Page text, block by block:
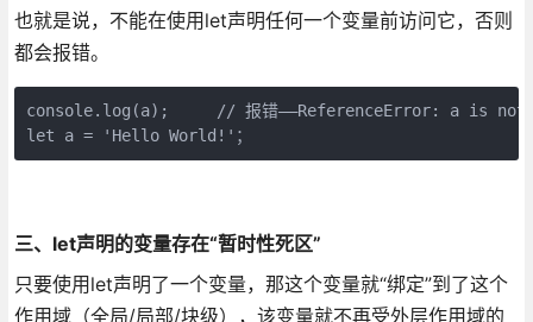
也就是说，不能在使用let声明任何一个变量前访问它，否则
都会报错。
console.log(a);     // 报错——ReferenceError: a is not
let a = 'Hello World!'；
三、let声明的变量存在“暂时性死区”
只要使用let声明了一个变量，那这个变量就“绑定”到了这个
作用域（全局/局部/块级），该变量就不再受外层作用域的